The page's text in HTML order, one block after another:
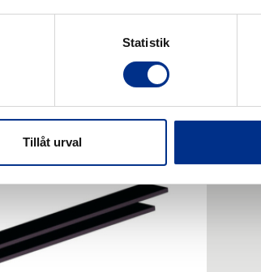
Statistik
Tillåt urval